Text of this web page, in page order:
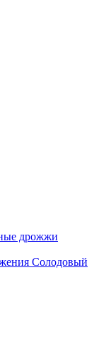
дрожжи
Солодовый